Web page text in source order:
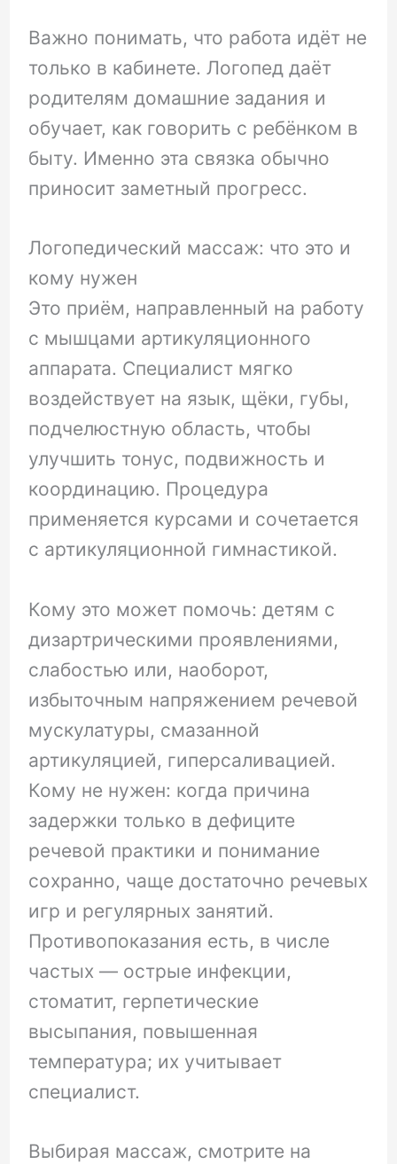
Важно понимать, что работа идёт не
только в кабинете. Логопед даёт
родителям домашние задания и
обучает, как говорить с ребёнком в
быту. Именно эта связка обычно
приносит заметный прогресс.
Логопедический массаж: что это и
кому нужен
Это приём, направленный на работу
с мышцами артикуляционного
аппарата. Специалист мягко
воздействует на язык, щёки, губы,
подчелюстную область, чтобы
улучшить тонус, подвижность и
координацию. Процедура
применяется курсами и сочетается
с артикуляционной гимнастикой.
Кому это может помочь: детям с
дизартрическими проявлениями,
слабостью или, наоборот,
избыточным напряжением речевой
мускулатуры, смазанной
артикуляцией, гиперсаливацией.
Кому не нужен: когда причина
задержки только в дефиците
речевой практики и понимание
сохранно, чаще достаточно речевых
игр и регулярных занятий.
Противопоказания есть, в числе
частых — острые инфекции,
стоматит, герпетические
высыпания, повышенная
температура; их учитывает
специалист.
Выбирая массаж, смотрите на